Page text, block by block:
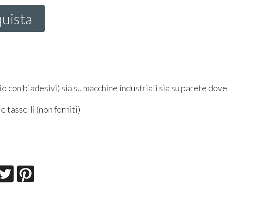
biadesivi) sia su macchine industriali sia su parete dove
tasselli (non forniti)